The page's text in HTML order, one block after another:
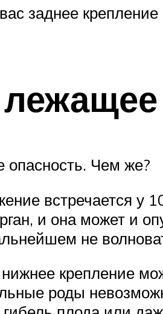
заднее
опасность. Чем же?
встречается
и она может и
не
крепление
роды